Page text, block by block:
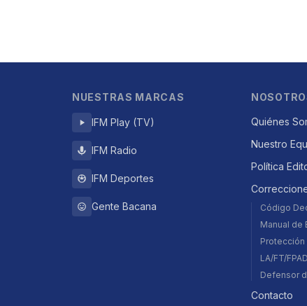
NUESTRAS MARCAS
IFM Play (TV)
IFM Radio
IFM Deportes
Gente Bacana
Quiénes
Nuestro
Política
Código
Manual de
Protección
LA/FT/
Defensor
Contacto